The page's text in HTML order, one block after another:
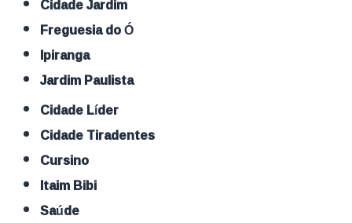
Freguesia do Ó
Ipiranga
Jardim Paulista
Cidade Líder
Cidade Tiradentes
Cursino
Itaim Bibi
Saúde